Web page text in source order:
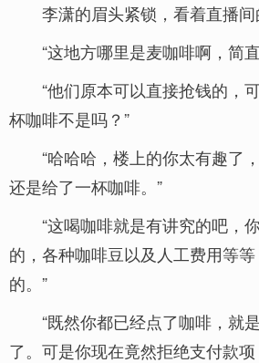
李潇的眉头紧锁，看着直播间
“这地方哪里是麦咖啡啊，简
“他们原本可以直接抢钱的，
杯咖啡不是吗？”
“哈哈哈，楼上的你太有趣了
还是给了一杯咖啡。”
“这喝咖啡就是有讲究的吧，
的，各种咖啡豆以及人工费用等
的。”
“既然你都已经点了咖啡，就
了。可是你现在竟然拒绝支付款